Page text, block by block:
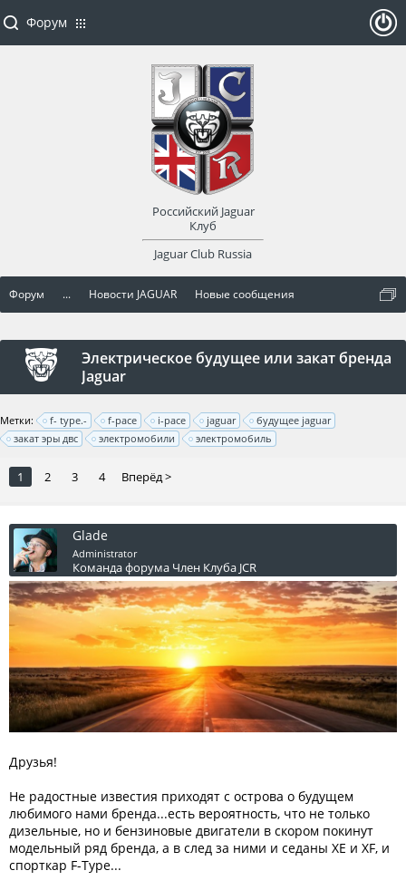
Форум ... Новости JAGUAR Новые сообщения
Электрическое будущее или закат бренда
Jaguar
Метки: f- type.- f-pace i-pace jaguar
будущее jaguar
закат эры двс
электромобили электромобиль
1 2 3 4 Вперёд >
Glade
Administrator
Команда форума Член Клуба JCR
Друзья!
Не радостные известия приходят с острова о будущем
любимого нами бренда...есть вероятность, что не только
дизельные, но и бензиновые двигатели в скором покинут
модельный ряд бренда, а в след за ними и седаны XE и XF, и
спорткар F-Type...
Форум
Российский Jaguar
Клуб
Jaguar Club Russia
оват